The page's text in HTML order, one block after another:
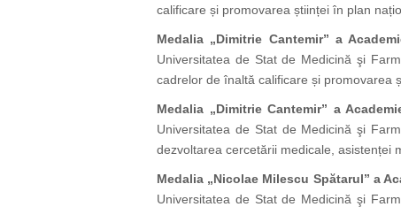
calificare și promovarea științei în plan
Medalia „Dimitrie Cantemir” a
Universitatea de Stat de Medicină şi
cadrelor de înaltă calificare și promovarea
Medalia „Dimitrie Cantemir” a
Universitatea de Stat de Medicină şi
dezvoltarea cercetării medicale, asistenței
Medalia „Nicolae Milescu Spătarul” a
Universitatea de Stat de Medicină şi